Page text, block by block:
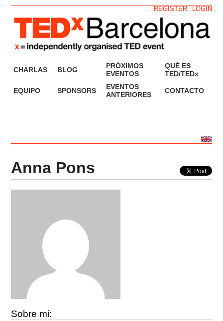
LOGIN
REGISTER
CHARLAS BLOG
PRÓXIMOS
EVENTOS
QUÉ ES
TED/TEDx
EQUIPO SPONSORS
EVENTOS
ANTERIORES
CONTACTO
Anna Pons
Sobre mi: